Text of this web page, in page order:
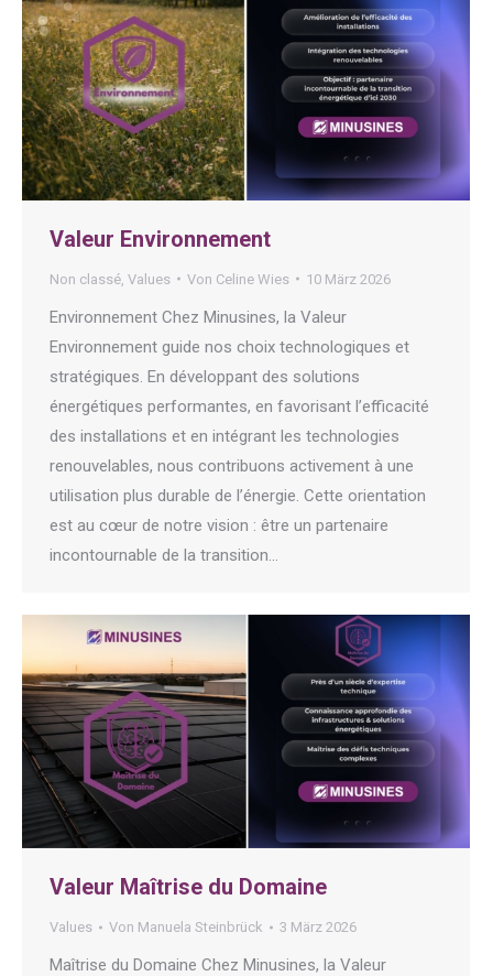
Valeur Environnement
Non classé Values Von Celine Wies 10 März 2026
Environnement Chez Minusines, la Valeur
Environnement guide nos choix technologiques et
stratégiques. En développant des solutions
énergétiques performantes, en favorisant l’efficacité
des installations et en intégrant les technologies
renouvelables, nous contribuons activement à une
utilisation plus durable de l’énergie. Cette orientation
est au cœur de notre vision : être un partenaire
incontournable de la transition…
Valeur Maîtrise du Domaine
Values Von Manuela Steinbrück 3 März 2026
Maîtrise du Domaine Chez Minusines, la Valeur